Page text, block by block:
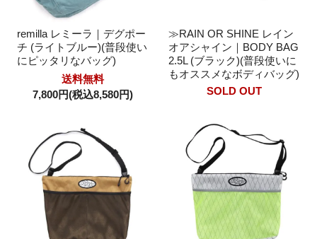
remilla レミーラ｜デグポー
チ (ライトブルー)(普段使い
にピッタリなバッグ)
送料無料
7,800円(税込8,580円)
≫RAIN OR SHINE レイン
オアシャイン｜BODY BAG
2.5L (ブラック)(普段使いに
もオススメなボディバッグ)
SOLD OUT